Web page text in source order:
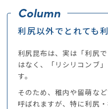
利尻以外でとれても
利尻昆布は、実は「利尻
はなく、「リシリコンブ
す。
そのため、稚内や留萌な
呼ばれますが、特に利尻